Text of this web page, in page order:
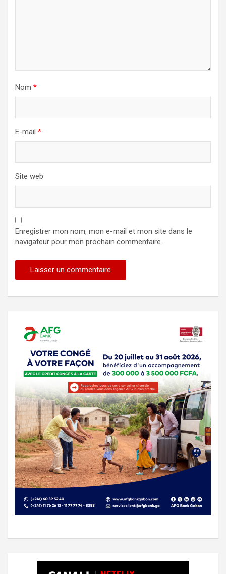
Nom *
E-mail *
Site web
Enregistrer mon nom, mon e-mail et mon site dans le
navigateur pour mon prochain commentaire.